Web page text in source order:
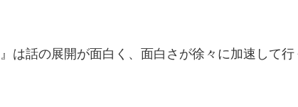
』は話の展開が面白く、面白さが徐々に加速して